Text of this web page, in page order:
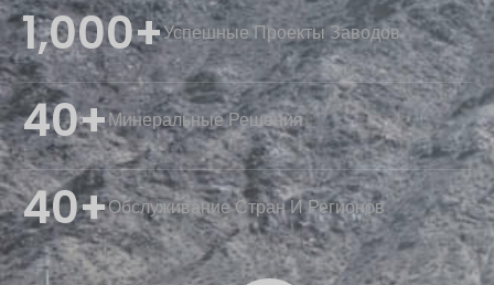
1,000+Успешные Проекты Заводов
40+Минеральные Решения
40+Обслуживание Стран И Регионов